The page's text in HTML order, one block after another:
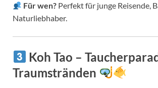
Für wen? Perfekt für junge Reisende,
Naturliebhaber.
Koh Tao –
Traumstränden